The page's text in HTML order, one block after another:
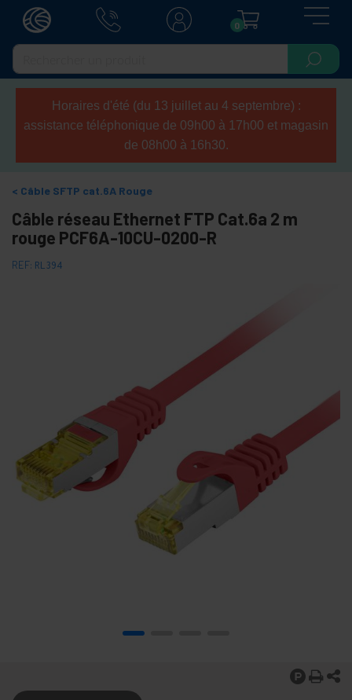
0
Horaires d'été (du 13 juillet au 4 septembre) :
assistance téléphonique de 09h00 à 17h00 et magasin
de 08h00 à 16h30.
Câble SFTP cat.6A Rouge
Câble réseau Ethernet FTP Cat.6a 2 m
rouge PCF6A-10CU-0200-R
REF: RL394